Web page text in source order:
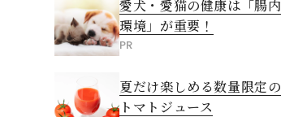
愛犬・愛猫の健康は「腸内
環境」が重要！
PR
夏だけ楽しめる数量限定の
トマトジュース